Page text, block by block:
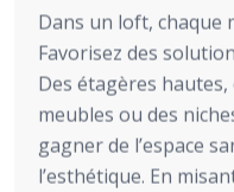
Dans un loft, chaque
Favorisez des
Des étagères hautes,
meubles ou des
gagner de l’espace
l’esthétique. En